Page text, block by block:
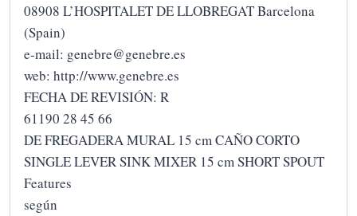
08908 L’HOSPITALET DE LLOBREGAT Barcelona
(Spain)
e-mail: genebre@genebre.es
web: http://www.genebre.es
FECHA DE REVISIÓN: R
61190 28 45 66
DE FREGADERA MURAL 15 cm CAÑO CORTO
SINGLE LEVER SINK MIXER 15 cm SHORT SPOUT
Features
según